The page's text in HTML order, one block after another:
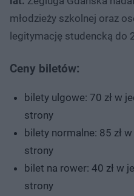
młodzieży szkolnej oraz
legitymację studencką do
Ceny biletów:
bilety ulgowe: 70 zł w
strony
bilety normalne: 85 zł
strony
bilet na rower: 40 zł w
strony